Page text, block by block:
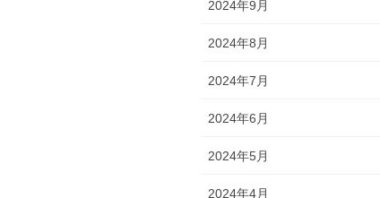
2024年9月
2024年8月
2024年7月
2024年6月
2024年5月
2024年4月